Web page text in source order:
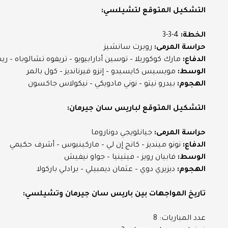
التشكيل المتوقع لتشيلسي:
الخطة:
حراسة المرمى: روبرت سانشيز
الدفاع: مارك كوكوريلا – توسين أدارابيويو – تريفوه تشالوباه
الوسط: مويسيس كايسيدو – إنزو فيرنانديز – كول بالمر
الهجوم: بيدرو نيتو – نوني مادويكي – نيكولاس جاكسون
التشكيل المتوقع لباريس سان جيرمان:
حراسة المرمى: جيانلويجي دوناروما
الدفاع: نونو مينديز – كانج إن لي – ماركينيوس – أشرف حكيمي
الوسط: فابيان رويز – فيتينيا – جواو نيفيش
الهجوم: ديزيري دوي – عثمان ديمبيلي – برادلي باركولا
تاريخ المواجهات بين باريس سان جيرمان وتشيلسي:
عدد المباريات: 8